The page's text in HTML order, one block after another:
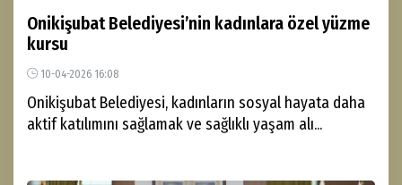
Onikişubat Belediyesi’nin kadınlara özel yüzme
kursu
10-04-2026 16:08
Onikişubat Belediyesi, kadınların sosyal hayata daha
aktif katılımını sağlamak ve sağlıklı yaşam alı...